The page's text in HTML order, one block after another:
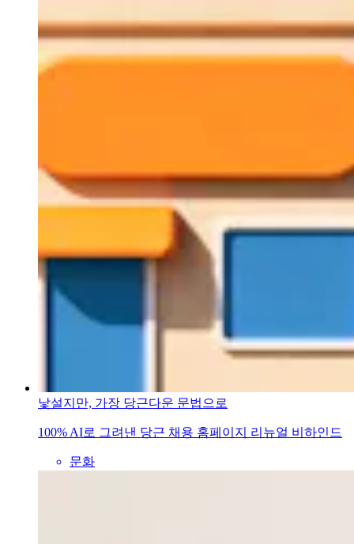
낯설지만, 가장 당근다운 문법으로
100% AI로 그려낸 당근 채용 홈페이지 리뉴얼 비하인드
문화